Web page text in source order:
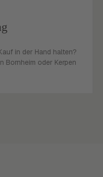
in der Hand halten?
Bornheim oder Kerpen